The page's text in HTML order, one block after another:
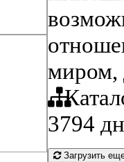
миром,
3794
Загрузить